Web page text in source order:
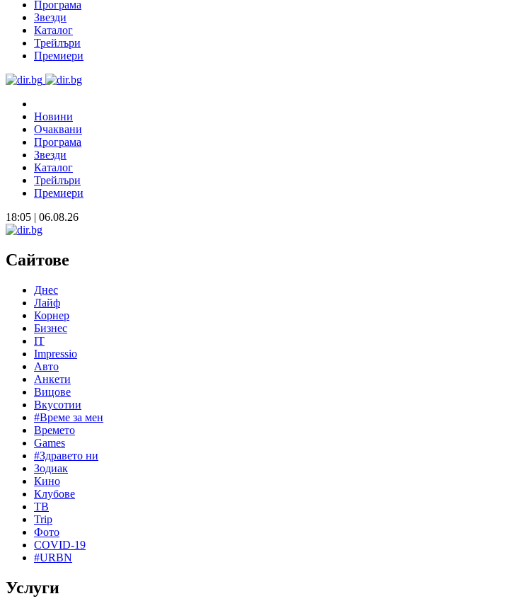
Програма
Звезди
Каталог
Трейлъри
Премиери
Новини
Очаквани
Програма
Звезди
Каталог
Трейлъри
Премиери
18:05 | 06.08.26
Сайтове
Днес
Лайф
Корнер
Бизнес
IT
Impressio
Авто
Анкети
Вицове
Вкусотии
#Време за мен
Времето
Games
#Здравето ни
Зодиак
Кино
Клубове
ТВ
Trip
Фото
COVID-19
#URBN
Услуги